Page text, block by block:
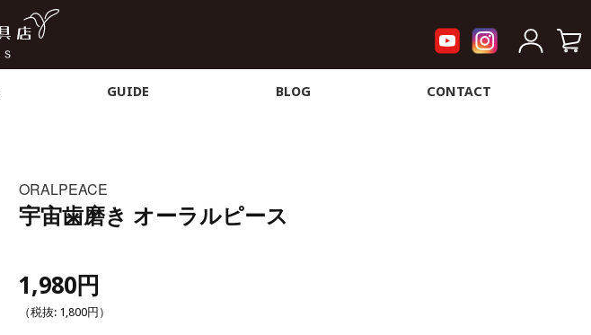
GUIDE BLOG CONTACT
ORALPEACE
宇宙歯磨き オーラルピース
1,980円
（税抜: 1,800円 ）